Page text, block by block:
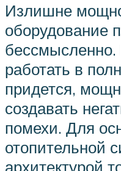
Излишне
оборудование
бессмысленно.
работать в
придется,
создавать
помехи. Для
отопительной
архитектурой